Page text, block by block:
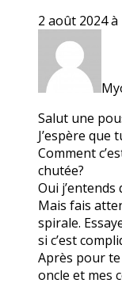
2 août 2024
Salut une
J’espère
Comment
chutée?
Oui j’entends
Mais fais
spirale.
si c’est
Après pour te
oncle et mes